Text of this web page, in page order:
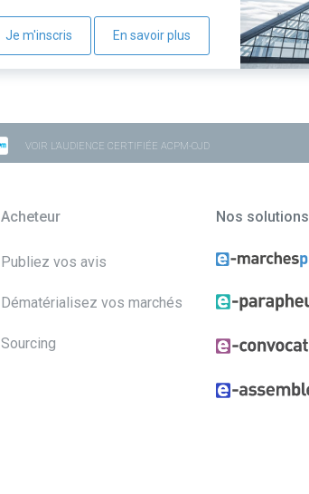
Je m'inscris En savoir plus
VOIR L'AUDIENCE CERTIFIÉE ACPM-OJD
Acheteur
Publiez vos avis
Dématérialisez vos marchés
Sourcing
Nos solutions